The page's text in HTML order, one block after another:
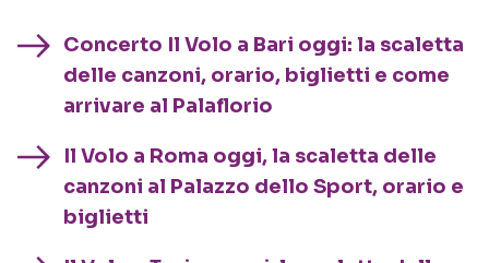
Concerto Il Volo a Bari oggi: la scaletta
delle canzoni, orario, biglietti e come
arrivare al Palaflorio
Il Volo a Roma oggi, la scaletta delle
canzoni al Palazzo dello Sport, orario e
biglietti